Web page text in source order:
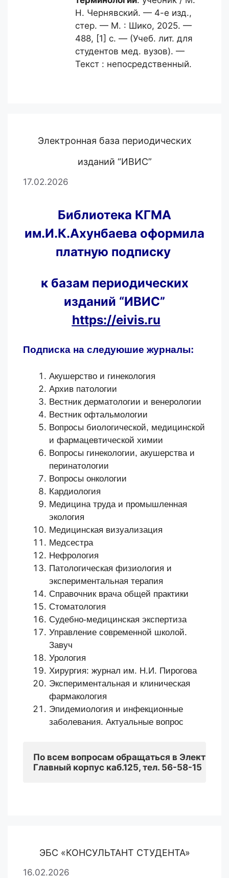
Н. Чернявский. — 4-е изд.,
стер. — М. : Шико, 2025. —
488, [1] с. — (Учеб. лит. для
студентов мед. вузов). —
Текст : непосредственный.
Электронная база периодических
изданий “ИВИС”
17.02.2026
Библиотека КГМА
им.И.К.Ахунбаева оформила
платную подписку
к базам периодических
изданий “ИВИС”
https://eivis.ru
Подписка на следуюшие журналы:
Акушерство и гинекология
Архив патологии
Вестник дерматологии и венерологии
Вестник офтальмологии
Вопросы биологической, медицинской
и фармацевтической химии
Вопросы гинекологии, акушерства и
перинатологии
Вопросы онкологии
Кардиология
Медицина труда и промышленная
экология
Медицинская визуализация
Медсестра
Нефрология
Патологическая физиология и
экспериментальная терапия
Справочник врача общей практики
Стоматология
Судебно-медицинская экспертиза
Управление современной школой.
Завуч
Урология
Хирургия: журнал им. Н.И. Пирогова
Экспериментальная и клиническая
фармакология
Эпидемиология и инфекционные
заболевания. Актуальные вопрос
По всем вопросам обращаться в
Главный корпус каб.125, тел. 56-58-15
ЭБС «КОНСУЛЬТАНТ СТУДЕНТА»
16.02.2026